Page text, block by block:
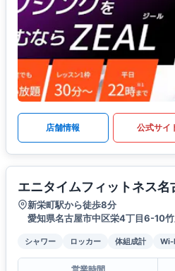
店舗情報 公式サイ
エニタイムフィットネス名
新栄町駅から徒歩8分
愛知県名古屋市中区栄4丁目6-10
シャワー ロッカー 体組成計 Wi-